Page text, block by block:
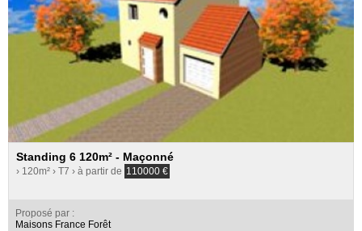
Standing 6 120m² - Maçonné
› 120m² › T7 › à partir de 110000 €
Proposé par :
Maisons France Forêt